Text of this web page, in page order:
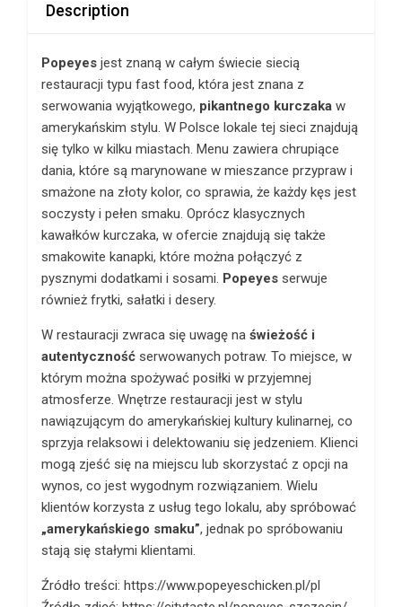
Description
Popeyes jest znaną w całym świecie siecią
restauracji typu fast food, która jest znana z
serwowania wyjątkowego, pikantnego kurczaka w
amerykańskim stylu. W Polsce lokale tej sieci znajdują
się tylko w kilku miastach. Menu zawiera chrupiące
dania, które są marynowane w mieszance przypraw i
smażone na złoty kolor, co sprawia, że ​​każdy kęs jest
soczysty i pełen smaku. Oprócz klasycznych
kawałków kurczaka, w ofercie znajdują się także
smakowite kanapki, które można połączyć z
pysznymi dodatkami i sosami. Popeyes serwuje
również frytki, sałatki i desery.
W restauracji zwraca się uwagę na świeżość i
autentyczność serwowanych potraw. To miejsce, w
którym można spożywać posiłki w przyjemnej
atmosferze. Wnętrze restauracji jest w stylu
nawiązującym do amerykańskiej kultury kulinarnej, co
sprzyja relaksowi i delektowaniu się jedzeniem. Klienci
mogą zjeść się na miejscu lub skorzystać z opcji na
wynos, co jest wygodnym rozwiązaniem. Wielu
klientów korzysta z usług tego lokalu, aby spróbować
„amerykańskiego smaku”, jednak po spróbowaniu
stają się stałymi klientami.
Źródło treści: https://www.popeyeschicken.pl/pl